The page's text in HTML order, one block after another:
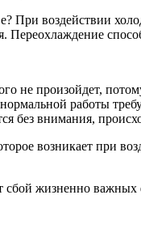
При воздействии
Переохлаждение
не произойдет,
работы
без внимания,
возникает
сбой жизненно